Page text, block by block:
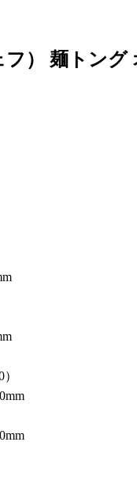
） 麺トング